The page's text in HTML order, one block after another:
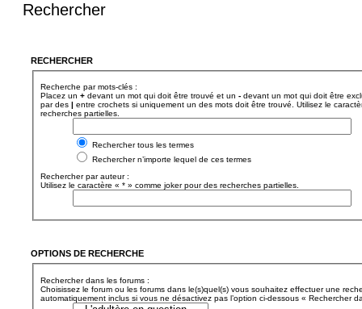
Rechercher
RECHERCHER
Recherche par mots-clés :
Placez un +devant un mot qui doit être trouvé et un -devant un mot qui doit être
par des | entre crochets si uniquement un des mots doit être trouvé. Utilisez le
recherches partielles.
Rechercher tous les termes
Rechercher n’importe lequel de ces termes
Rechercher par auteur :
Utilisez le caractère « * » comme joker pour des recherches partielles.
OPTIONS DE RECHERCHE
Rechercher dans les forums :
Choisissez le forum ou les forums dans le(s)quel(s) vous souhaitez effectuer une
automatiquement inclus si vous ne désactivez pas l’option ci-dessous « Rechercher